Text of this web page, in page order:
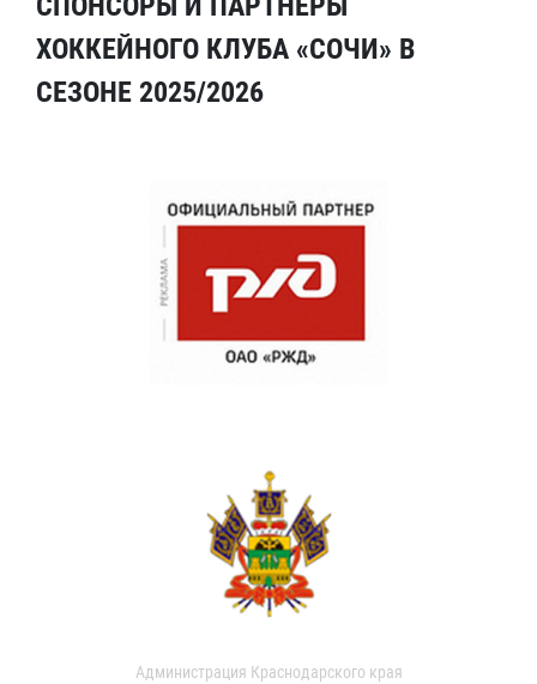
ХОККЕЙНОГО КЛУБА «СОЧИ» В
СЕЗОНЕ 2025/2026
Администрация Краснодарского края